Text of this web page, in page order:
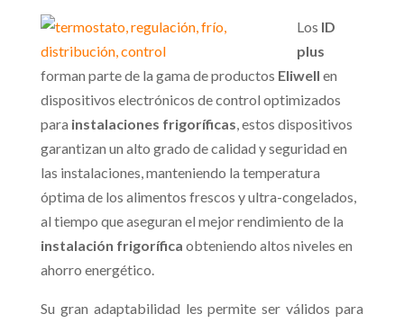
Los ID
plus
forman parte de la gama de productos Eliwell en
dispositivos electrónicos de control optimizados
para instalaciones frigoríficas, estos dispositivos
garantizan un alto grado de calidad y seguridad en
las instalaciones, manteniendo la temperatura
óptima de los alimentos frescos y ultra-congelados,
al tiempo que aseguran el mejor rendimiento de la
instalación frigorífica obteniendo altos niveles en
ahorro energético.
Su gran adaptabilidad les permite ser válidos para